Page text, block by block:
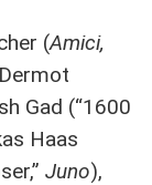
(Amici,
Gad (“1600
Haas
Juno),